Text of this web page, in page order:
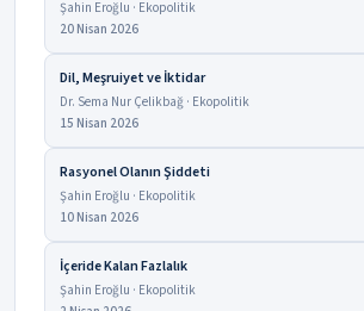
Şahin Eroğlu · Ekopolitik
20 Nisan 2026
Dil, Meşruiyet ve İktidar
Dr. Sema Nur Çelikbağ · Ekopolitik
15 Nisan 2026
Rasyonel Olanın Şiddeti
Şahin Eroğlu · Ekopolitik
10 Nisan 2026
İçeride Kalan Fazlalık
Şahin Eroğlu · Ekopolitik